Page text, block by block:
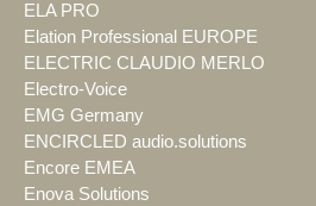
ELA PRO
Elation Professional EUROPE
ELECTRIC CLAUDIO MERLO
Electro-Voice
EMG Germany
ENCIRCLED audio.solutions
Encore EMEA
Enova Solutions